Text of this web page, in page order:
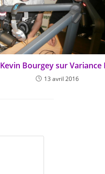
Kevin Bourgey sur Variance
13 avril 2016